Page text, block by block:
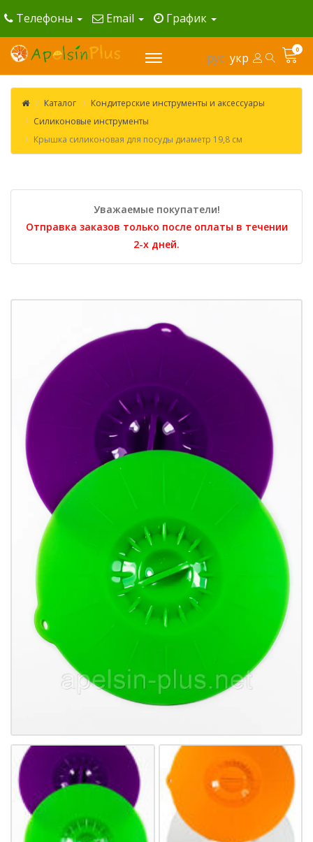
Телефоны Email График
рус укр
0
Каталог
Кондитерские инструменты и аксессуары
Силиконовые инструменты
Крышка силиконовая для посуды диаметр 19,8 см
Уважаемые покупатели!
Отправка заказов только после оплаты в течении
2-х дней.